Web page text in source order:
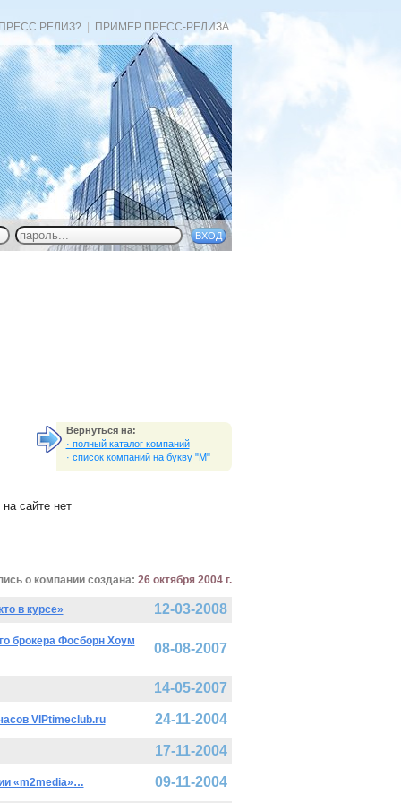
РЕЛИЗ? ПРИМЕР ПРЕСС-РЕЛИЗА
Вернуться на:
· полный каталог компаний
· список компаний на букву "M"
сайте нет
о компании создана: 26 октября 2004 г.
в курсе» 12-03-2008
брокера Фосборн Хоум
08-08-2007
14-05-2007
VIPtimeclub.ru 24-11-2004
17-11-2004
«m2media»… 09-11-2004